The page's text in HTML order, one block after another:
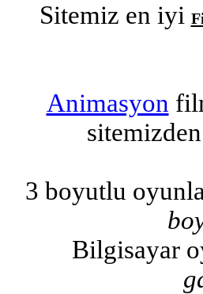
Sitemiz en iyi
Animasyon
3 boyutlu
Bilgisayar